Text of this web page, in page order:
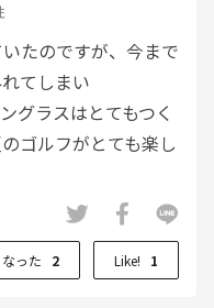
たのですが、今まで
てしまい
グラスはとてもつく
ゴルフがとても楽し
った 2 Like! 1